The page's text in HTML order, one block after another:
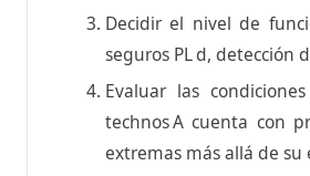
Decidir el nivel de
seguros PL d, detección
Evaluar las
technos A cuenta con
extremas más allá de su